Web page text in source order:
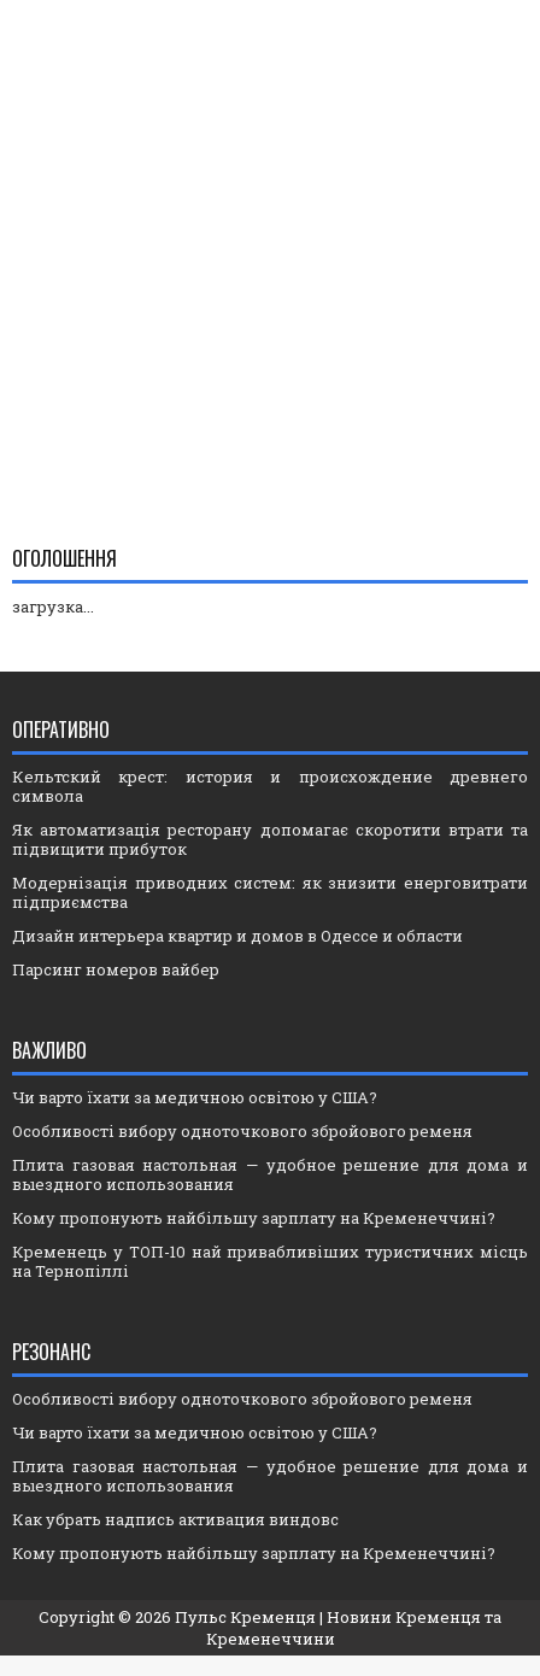
ОГОЛОШЕННЯ
загрузка...
ОПЕРАТИВНО
Кельтский крест: история и происхождение древнего
символа
Як автоматизація ресторану допомагає скоротити втрати та
підвищити прибуток
Модернізація приводних систем: як знизити енерговитрати
підприємства
Дизайн интерьера квартир и домов в Одессе и области
Парсинг номеров вайбер
ВАЖЛИВО
Чи варто їхати за медичною освітою у США?
Особливості вибору одноточкового збройового ременя
Плита газовая настольная — удобное решение для дома и
выездного использования
Кому пропонують найбільшу зарплату на Кременеччині?
Кременець у ТОП-10 най привабливіших туристичних місць
на Тернопіллі
РЕЗОНАНС
Особливості вибору одноточкового збройового ременя
Чи варто їхати за медичною освітою у США?
Плита газовая настольная — удобное решение для дома и
выездного использования
Как убрать надпись активация виндовс
Кому пропонують найбільшу зарплату на Кременеччині?
Copyright © 2026 Пульс Кременця | Новини Кременця та
Кременеччини